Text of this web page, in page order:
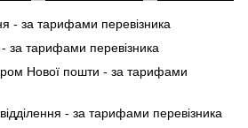
- за тарифами перевізника
тарифами перевізника
Нової пошти - за тарифами
- за тарифами перевізника